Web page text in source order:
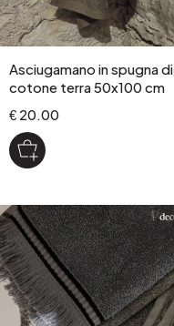
Asciugamano in spugna di
cotone terra 50x100 cm
€ 20.00